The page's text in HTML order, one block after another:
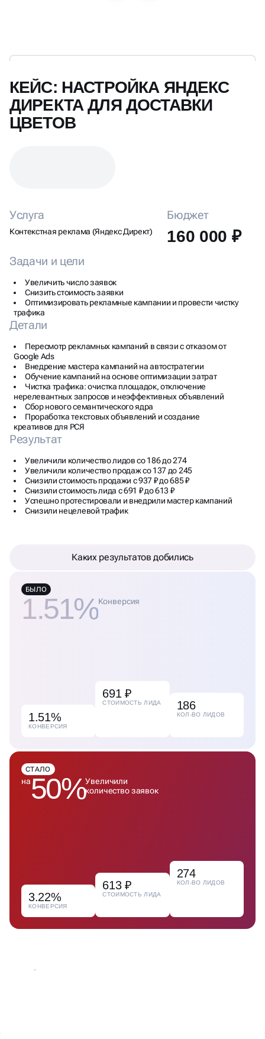
КЕЙС: НАСТРОЙКА ЯНДЕКС
ДИРЕКТА ДЛЯ ДОСТАВКИ
ЦВЕТОВ
Услуга
Контекстная реклама (Яндекс Директ)
Бюджет
160 000 ₽
Задачи и цели
Увеличить число заявок
Снизить стоимость заявки
Оптимизировать рекламные кампании и провести чистку
трафика
Детали
Пересмотр рекламных кампаний в связи с отказом от
Google Ads
Внедрение мастера кампаний на автостратегии
Обучение кампаний на основе оптимизации затрат
Чистка трафика: очистка площадок, отключение
нерелевантных запросов и неэффективных объявлений
Сбор нового семантического ядра
Проработка текстовых объявлений и создание
креативов для РСЯ
Результат
Увеличили количество лидов со 186 до 274
Увеличили количество продаж со 137 до 245
Снизили стоимость продажи с 937 ₽ до 685 ₽
Снизили стоимость лида с 691 ₽ до 613 ₽
Успешно протестировали и внедрили мастер кампаний
Снизили нецелевой трафик
Каких результатов добились
БЫЛО
1.51%Конверсия
1.51%
КОНВЕРСИЯ
691 ₽
СТОИМОСТЬ ЛИДА 186
КОЛ-ВО ЛИДОВ
СТАЛО
на50%Увеличили
количество заявок
3.22%
КОНВЕРСИЯ
613 ₽
СТОИМОСТЬ ЛИДА
274
КОЛ-ВО ЛИДОВ